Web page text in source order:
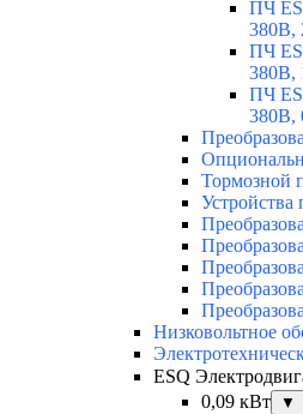
ПЧ
380В,
ПЧ
380В,
ПЧ
380В,
Тормозной
Устройства
Низковольтное
ESQ
0,09 кВт ▼